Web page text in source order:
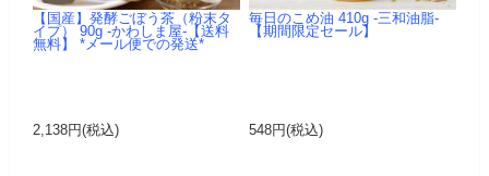
【国産】発酵ごぼう茶（粉末タ
イプ） 90g -かわしま屋-【送料
無料】 *メール便での発送*
2,138円(税込)
毎日のこめ油 410g -三和油脂-
【期間限定セール】
548円(税込)